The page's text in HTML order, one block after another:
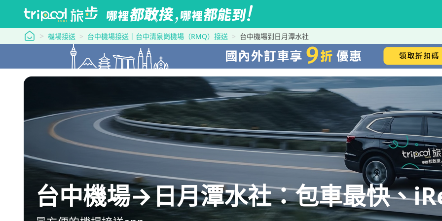
tripool 旅步
機場接送 台中機場接送｜台中清泉崗機場（RMQ）接送 台中機場到日月潭水社
台中機場→日月潭水社：包車最快、